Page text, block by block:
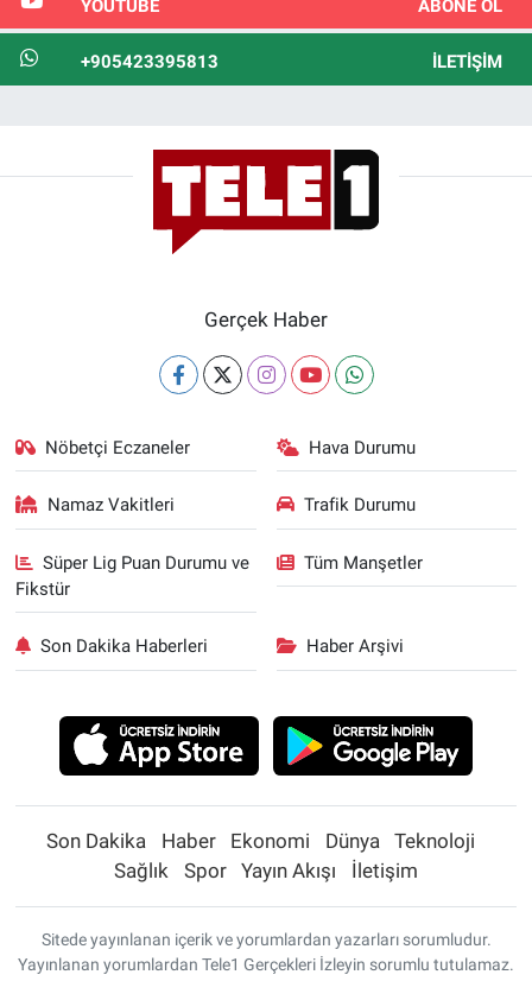
YOUTUBE ABONE OL
+905423395813 İLETIŞIM
Gerçek Haber
Nöbetçi Eczaneler Hava Durumu
Namaz Vakitleri Trafik Durumu
Süper Lig Puan Durumu ve
Fikstür
Tüm Manşetler
Son Dakika Haberleri Haber Arşivi
Son Dakika Haber Ekonomi Dünya
Teknoloji
Sağlık
Spor Yayın Akışı İletişim
Sitede yayınlanan içerik ve yorumlardan yazarları sorumludur.
Yayınlanan yorumlardan Tele1 Gerçekleri İzleyin sorumlu tutulamaz.